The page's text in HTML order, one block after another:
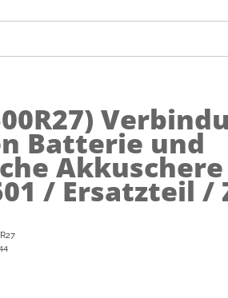
Batterie und
Akkuschere
/ Ersatzteil /